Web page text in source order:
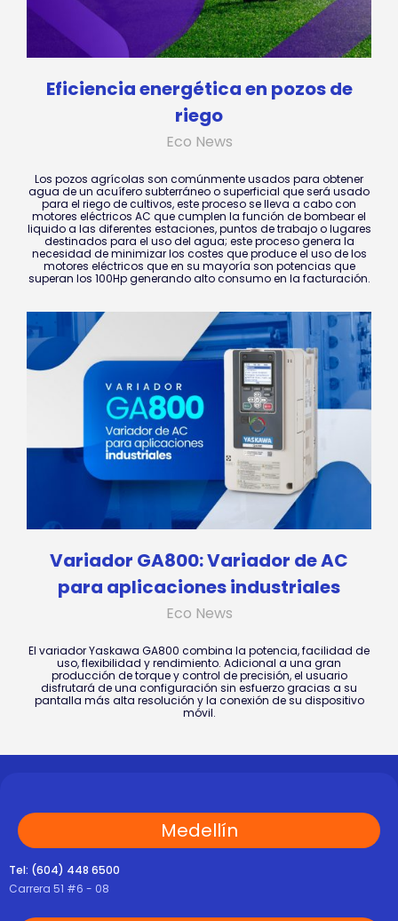
Eficiencia energética en pozos de
riego
Eco News
Los pozos agrícolas son comúnmente usados para obtener
agua de un acuífero subterráneo o superficial que será usado
para el riego de cultivos, este proceso se lleva a cabo con
motores eléctricos AC que cumplen la función de bombear el
liquido a las diferentes estaciones, puntos de trabajo o lugares
destinados para el uso del agua; este proceso genera la
necesidad de minimizar los costes que produce el uso de los
motores eléctricos que en su mayoría son potencias que
superan los 100Hp generando alto consumo en la facturación.
Variador GA800: Variador de AC
para aplicaciones industriales
Eco News
El variador Yaskawa GA800 combina la potencia, facilidad de
uso, flexibilidad y rendimiento. Adicional a una gran
producción de torque y control de precisión, el usuario
disfrutará de una configuración sin esfuerzo gracias a su
pantalla más alta resolución y la conexión de su dispositivo
móvil.
Medellín
Tel: (604) 448 6500
Carrera 51 #6 - 08